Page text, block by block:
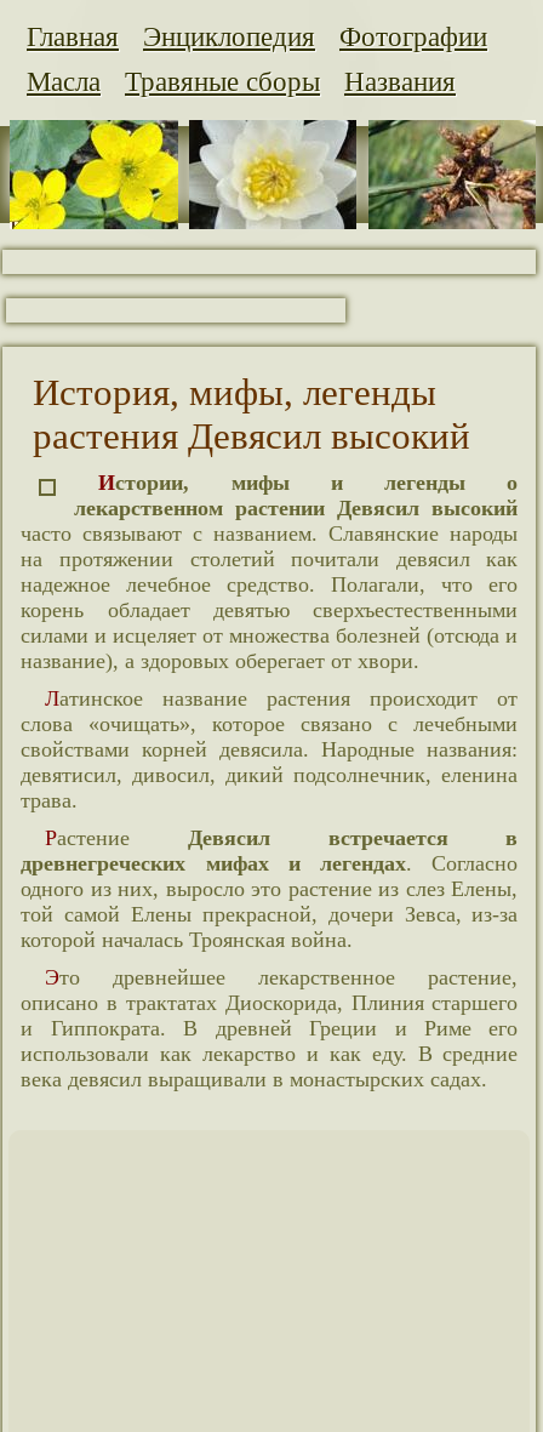
Главная Энциклопедия
Фотографии
Масла
Травяные сборы Названия
История, мифы, легенды
растения Девясил высокий
Истории, мифы и легенды о
лекарственном растении Девясил высокий
часто связывают с названием. Славянские народы
на протяжении столетий почитали девясил как
надежное лечебное средство. Полагали, что его
корень обладает девятью сверхъестественными
силами и исцеляет от множества болезней (отсюда и
название), а здоровых оберегает от хвори.
Латинское название растения происходит от
слова «очищать», которое связано с лечебными
свойствами корней девясила. Народные названия:
девятисил, дивосил, дикий подсолнечник, еленина
трава.
Растение Девясил встречается в
древнегреческих мифах и легендах. Согласно
одного из них, выросло это растение из слез Елены,
той самой Елены прекрасной, дочери Зевса, из-за
которой началась Троянская война.
Это древнейшее лекарственное растение,
описано в трактатах Диоскорида, Плиния старшего
и Гиппократа. В древней Греции и Риме его
использовали как лекарство и как еду. В средние
века девясил выращивали в монастырских садах.